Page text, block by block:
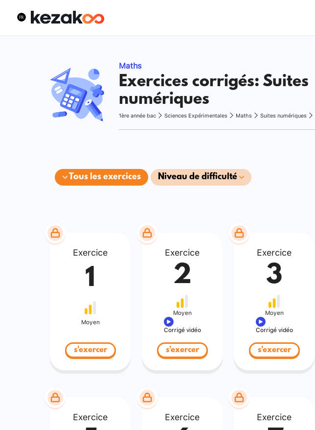
Maths
Exercices corrigés: Suites
numériques
1ère année bac Sciences Expérimentales Maths Suites numériques
Tous les exercices Niveau de difficulté
Exercice
1
Moyen
s'exercer
Exercice
2
Moyen
Corrigé vidéo
s'exercer
Exercice
3
Moyen
Corrigé vidéo
s'exercer
Exercice Exercice Exercice